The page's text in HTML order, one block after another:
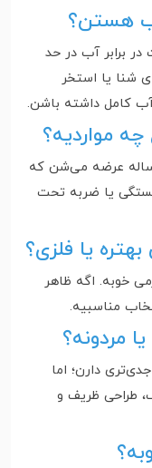
هستن؟
برابر آب در حد
شنا یا استخر
کامل داشته باشن.
مواردیه؟
عرضه می‌شن که
یا ضربه تحت
یا فلزی؟
خوبه. اگه ظاهر
مناسبیه.
مردونه؟
دارن؛ اما
طراحی ظریف و